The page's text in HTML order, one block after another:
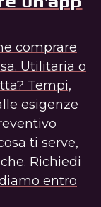
comprare
Utilitaria o
Tempi,
esigenze
ti serve,
Richiedi
entro